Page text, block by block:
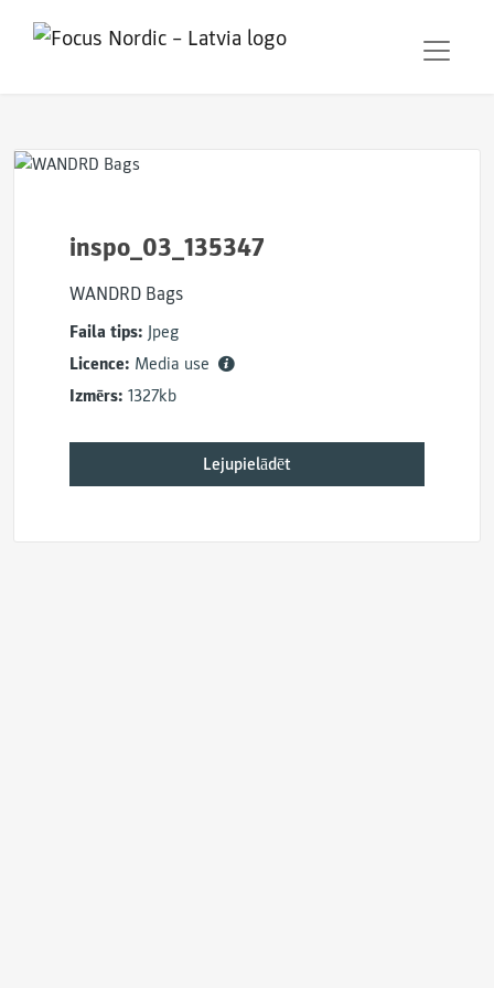
inspo_03_135347
WANDRD Bags
Faila tips: Jpeg
Licence: Media use
Izmērs: 1327kb
Lejupielādēt